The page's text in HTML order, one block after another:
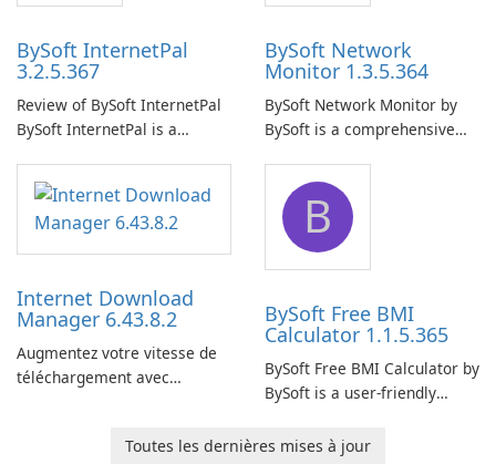
BySoft InternetPal
3.2.5.367
Review of BySoft InternetPal
BySoft InternetPal is a
application designed to
monitor your internet
connection and provide real-
time insights into its
BySoft Network
Monitor 1.3.5.364
BySoft Network Monitor by
BySoft is a comprehensive
designed to help businesses
effectively manage their
network infrastructure.
Internet Download
Manager 6.43.8.2
Augmentez votre vitesse de
téléchargement avec
B
BySoft Free BMI
Calculator 1.1.5.365
BySoft Free BMI Calculator by
BySoft is a user-friendly
designed to help you
Toutes les dernières mises à jour